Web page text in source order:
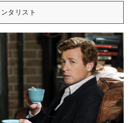
タリスト